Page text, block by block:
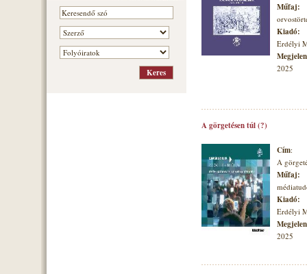
Műfaj:
Kiadó:
Erdélyi
2025
A görgetésen túl (?)
Cím:
A
Műfaj:
Kiadó:
Erdélyi
2025